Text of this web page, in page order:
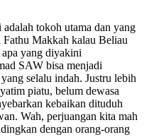
tokoh utama dan yang
Makkah kalau Beliau
yang diyakini
SAW bisa menjadi
selalu indah. Justru lebih
piatu, belum dewasa
kebaikan dituduh
Wah, perjuangan kita mah
dengan orang-orang